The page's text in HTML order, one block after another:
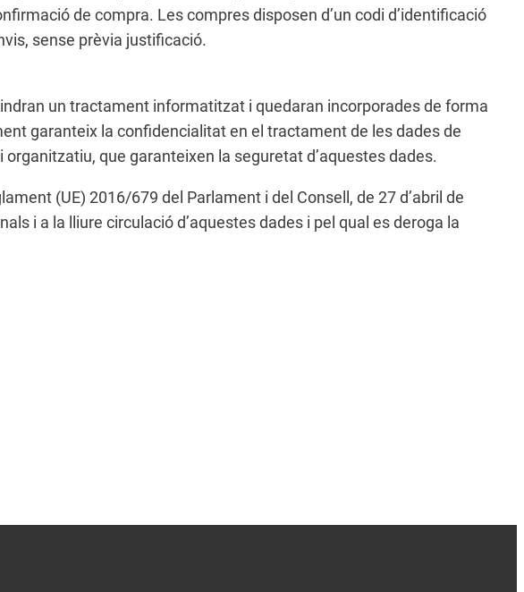
de compra. Les compres disposen d’un codi d’identificació
sense prèvia justificació.
un tractament informatitzat i quedaran incorporades de forma
garanteix la confidencialitat en el tractament de les dades de
que garanteixen la seguretat d’aquestes dades.
(UE) 2016/679 del Parlament i del Consell, de 27 d’abril de
i a la lliure circulació d’aquestes dades i pel qual es deroga la